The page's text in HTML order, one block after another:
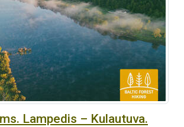
Lampedis – Kulautuva.